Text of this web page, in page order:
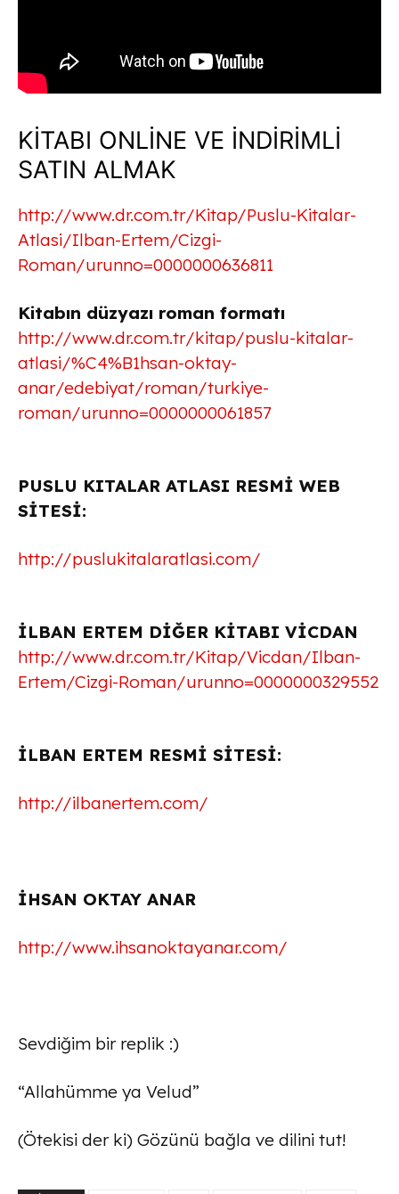
KİTABI ONLİNE VE İNDİRİMLİ
SATIN ALMAK
http://www.dr.com.tr/Kitap/Puslu-Kitalar-
Atlasi/Ilban-Ertem/Cizgi-
Roman/urunno=0000000636811
Kitabın düzyazı roman formatı
http://www.dr.com.tr/kitap/puslu-kitalar-
atlasi/%C4%B1hsan-oktay-
anar/edebiyat/roman/turkiye-
roman/urunno=0000000061857
PUSLU KITALAR ATLASI RESMİ WEB
SİTESİ:
http://puslukitalaratlasi.com/
İLBAN ERTEM DİĞER KİTABI VİCDAN
http://www.dr.com.tr/Kitap/Vicdan/Ilban-
Ertem/Cizgi-Roman/urunno=0000000329552
İLBAN ERTEM RESMİ SİTESİ:
http://ilbanertem.com/
İHSAN OKTAY ANAR
http://www.ihsanoktayanar.com/
Sevdiğim bir replik :)
“Allahümme ya Velud”
(Ötekisi der ki) Gözünü bağla ve dilini tut!